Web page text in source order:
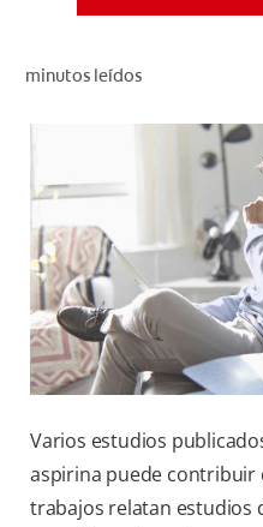
minutos leídos
Varios estudios
aspirina puede contribuir
trabajos relatan estudios